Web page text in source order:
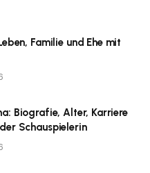
Familie und Ehe mit
Biografie, Alter, Karriere
Schauspielerin